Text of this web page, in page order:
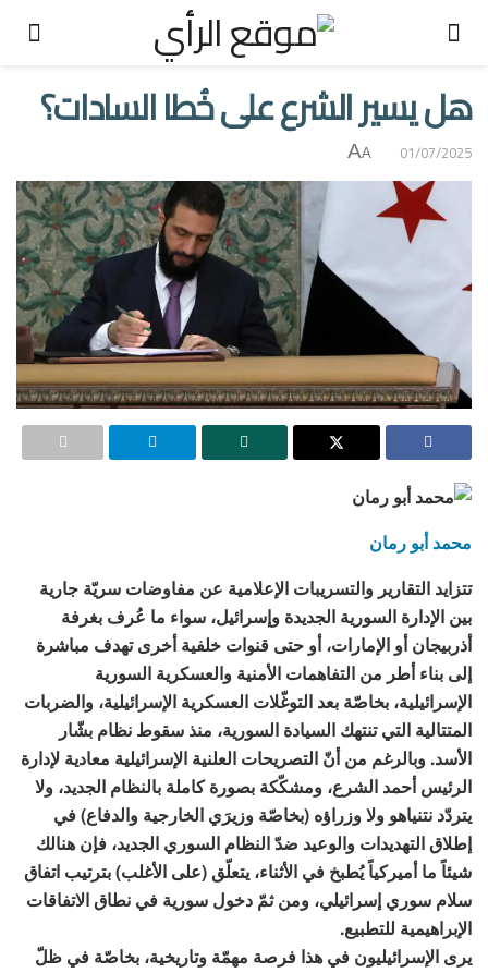
هل يسير الشرع على خُطا السادات؟
01/07/2025
A
A
محمد أبو رمان
تتزايد التقارير والتسريبات الإعلامية عن مفاوضات سريّة جارية
بين الإدارة السورية الجديدة وإسرائيل، سواء ما عُرف بغرفة
أذربيجان أو الإمارات، أو حتى قنوات خلفية أخرى تهدف مباشرة
إلى بناء أطر من التفاهمات الأمنية والعسكرية السورية
الإسرائيلية، بخاصّة بعد التوغّلات العسكرية الإسرائيلية، والضربات
المتتالية التي تنتهك السيادة السورية، منذ سقوط نظام بشّار
الأسد. وبالرغم من أنّ التصريحات العلنية الإسرائيلية معادية لإدارة
الرئيس أحمد الشرع، ومشكّكة بصورة كاملة بالنظام الجديد، ولا
يتردّد نتنياهو ولا وزراؤه (بخاصّة وزيرَي الخارجية والدفاع) في
إطلاق التهديدات والوعيد ضدّ النظام السوري الجديد، فإن هنالك
شيئاً ما أميركياً يُطبخ في الأثناء، يتعلّق (على الأغلب) بترتيب اتفاق
سلام سوري إسرائيلي، ومن ثمّ دخول سورية في نطاق الاتفاقات
الإبراهيمية للتطبيع.
يرى الإسرائيليون في هذا فرصة مهمّة وتاريخية، بخاصّة في ظلّ